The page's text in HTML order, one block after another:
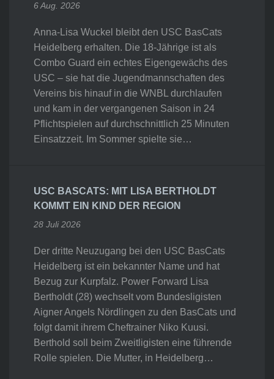
6 Aug. 2026
Anna-Lisa Wuckel bleibt den USC BasCats
Heidelberg erhalten. Die 18-Jährige ist als
Combo Guard ein echtes Eigengewächs des
USC – sie hat die Jugendmannschaften des
Vereins bis hinauf in die WNBL durchlaufen
und kam in der vergangenen Saison in 24
Pflichtspielen auf durchschnittlich 25 Minuten
Einsatzzeit. Im Sommer spielte sie…
USC BASCATS: MIT LISA BERTHOLDT
KOMMT EIN KIND DER REGION
28 Juli 2026
Der dritte Neuzugang bei den USC BasCats
Heidelberg ist ein bekannter Name und hat
Bezug zur Kurpfalz. Power Forward Lisa
Bertholdt (28) wechselt vom Bundesligisten
Aigner Angels Nördlingen zu den BasCats und
folgt damit ihrem Cheftrainer Niko Kuusi.
Berthold soll beim Zweitligisten eine führende
Rolle spielen. Die Mutter, in Heidelberg…